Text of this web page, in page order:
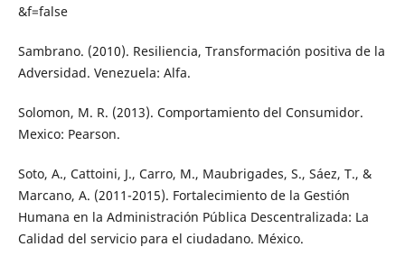
&f=false
Sambrano. (2010). Resiliencia, Transformación positiva de la
Adversidad. Venezuela: Alfa.
Solomon, M. R. (2013). Comportamiento del Consumidor.
Mexico: Pearson.
Soto, A., Cattoini, J., Carro, M., Maubrigades, S., Sáez, T., &
Marcano, A. (2011-2015). Fortalecimiento de la Gestión
Humana en la Administración Pública Descentralizada: La
Calidad del servicio para el ciudadano. México.